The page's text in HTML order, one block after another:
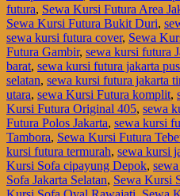
futura, Sewa Kursi Futura Area
Sewa Kursi Futura Bukit Duri,
sewa kursi futura cover, Sewa
Futura Gambir, sewa kursi futura
barat, sewa kursi futura jakarta
selatan, sewa kursi futura jakarta
utara, sewa Kursi Futura komplit,
Kursi Futura Original 405, sewa
Futura Polos Jakarta, sewa kursi
Tambora, Sewa Kursi Futura
kursi futura termurah, sewa kursi
Kursi Sofa cipayung Depok,
Sofa Jakarta Selatan, Sewa Kursi